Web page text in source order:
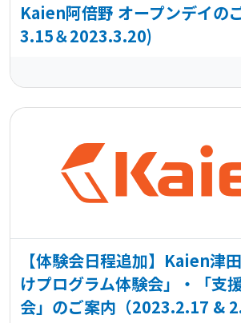
Kaien阿倍野 オープンデイの
3.15＆2023.3.20)
【体験会日程追加】Kaien津
けプログラム体験会」・「支
会」のご案内（2023.2.17 &